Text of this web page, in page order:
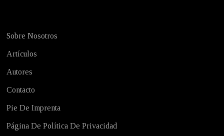
Sobre Nosotros
Artículos
Autores
Contacto
Pie De Imprenta
Página De Política De Privacidad